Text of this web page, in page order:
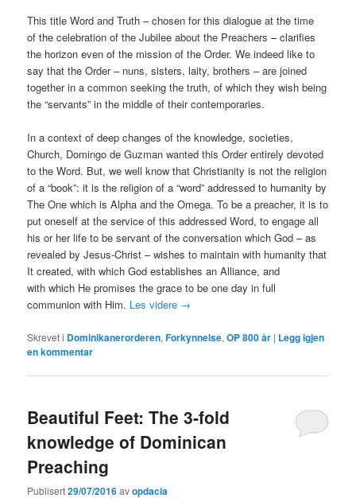
This title Word and Truth – chosen for this dialogue at the time
of the celebration of the Jubilee about the Preachers – clarifies
the horizon even of the mission of the Order. We indeed like to
say that the Order – nuns, sisters, laity, brothers – are joined
together in a common seeking the truth, of which they wish being
the “servants” in the middle of their contemporaries.
In a context of deep changes of the knowledge, societies,
Church, Domingo de Guzman wanted this Order entirely devoted
to the Word. But, we well know that Christianity is not the religion
of a “book”: it is the religion of a “word” addressed to humanity by
The One which is Alpha and the Omega. To be a preacher, it is to
put oneself at the service of this addressed Word, to engage all
his or her life to be servant of the conversation which God – as
revealed by Jesus-Christ – wishes to maintain with humanity that
It created, with which God establishes an Alliance, and
with which He promises the grace to be one day in full
communion with Him. Les videre →
Skrevet i Dominikanerorderen,Forkynnelse,OP 800 år | Legg igjen
en kommentar
Beautiful Feet: The 3-fold
knowledge of Dominican
Preaching
Publisert29/07/2016avopdacia